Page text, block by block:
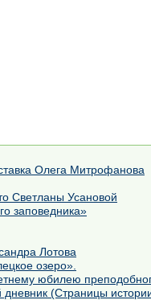
Олега Митрофанова
Светланы Усановой
заповедника»
Лотова
озеро».
юбилею
(Страницы